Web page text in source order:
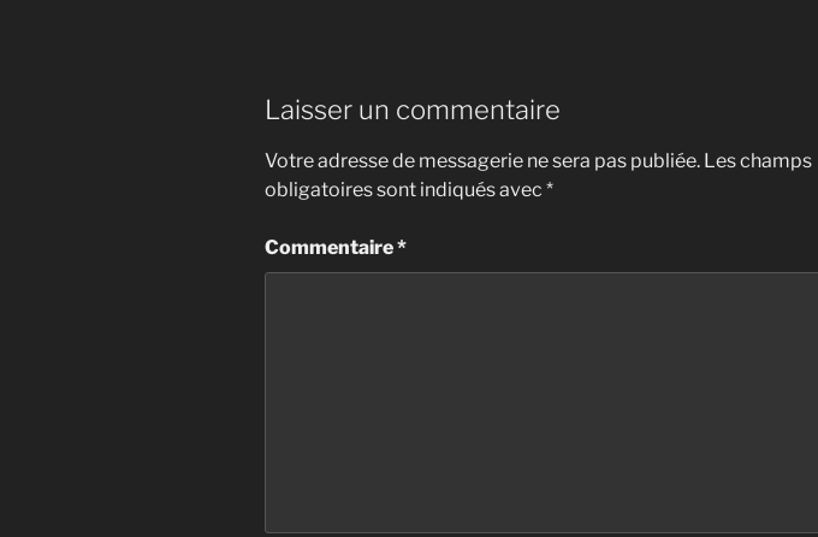
Laisser un commentaire
Votre adresse de messagerie ne sera pas publiée. Les champs
obligatoires sont indiqués avec *
Commentaire*